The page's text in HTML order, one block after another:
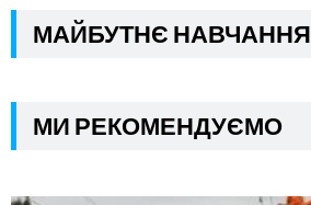
МАЙБУТНЄ НАВЧАННЯ
МИ РЕКОМЕНДУЄМО